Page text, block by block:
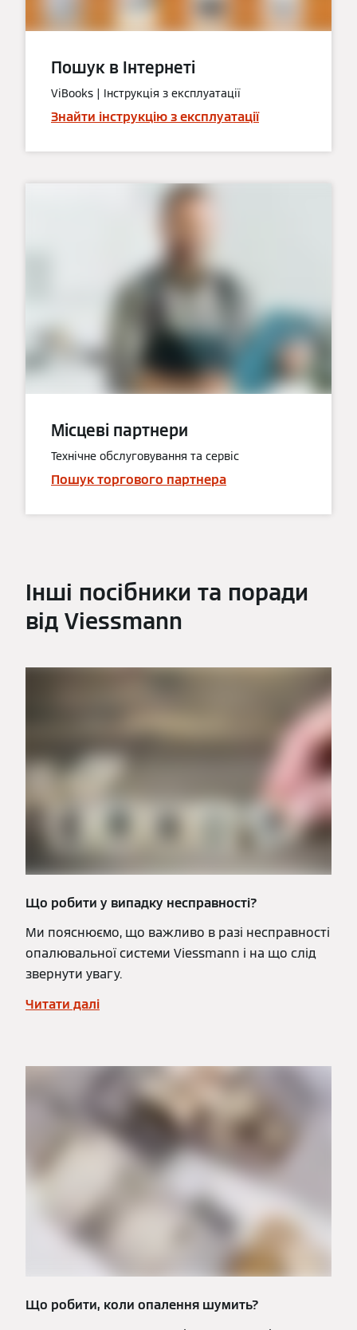
Пошук в Інтернеті
ViBooks | Інструкція з експлуатації
Знайти інструкцію з експлуатації
Місцеві партнери
Технічне обслуговування та сервіс
Пошук торгового партнера
Інші посібники та поради
від Viessmann
Що робити у випадку несправності?
Ми пояснюємо, що важливо в разі несправності
опалювальної системи Viessmann і на що слід
звернути увагу.
Читати далі
Що робити, коли опалення шумить?